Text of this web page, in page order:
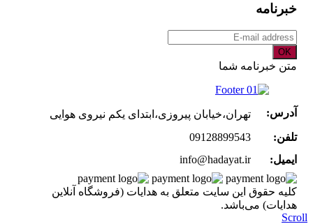
خبرنامه
متن خبرنامه شما
آدرس:
تهران،خیابان پیروزی،ابتدای یکم نیروی هوایی
تلفن:
09128899543
ایمیل:
info@hadayat.ir
کليه حقوق اين سايت متعلق به هدایات (فروشگاه آنلاین
هدایات) می‌باشد.